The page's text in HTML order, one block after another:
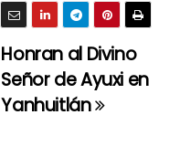
Honran al Divino
Señor de Ayuxi en
Yanhuitlán